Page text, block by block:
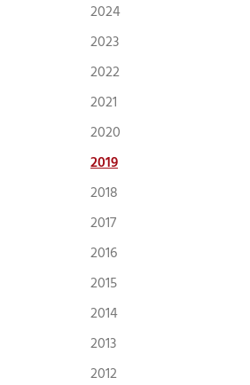
2024
2023
2022
2021
2020
2019
2018
2017
2016
2015
2014
2013
2012